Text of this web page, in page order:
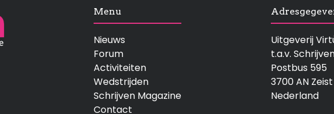
Menu
Nieuws
Forum
Activiteiten
Wedstrijden
Schrijven Magazine
Contact
Uitgeverij
t.a.v.
Postbus 595
3700 AN Zeist
Nederland